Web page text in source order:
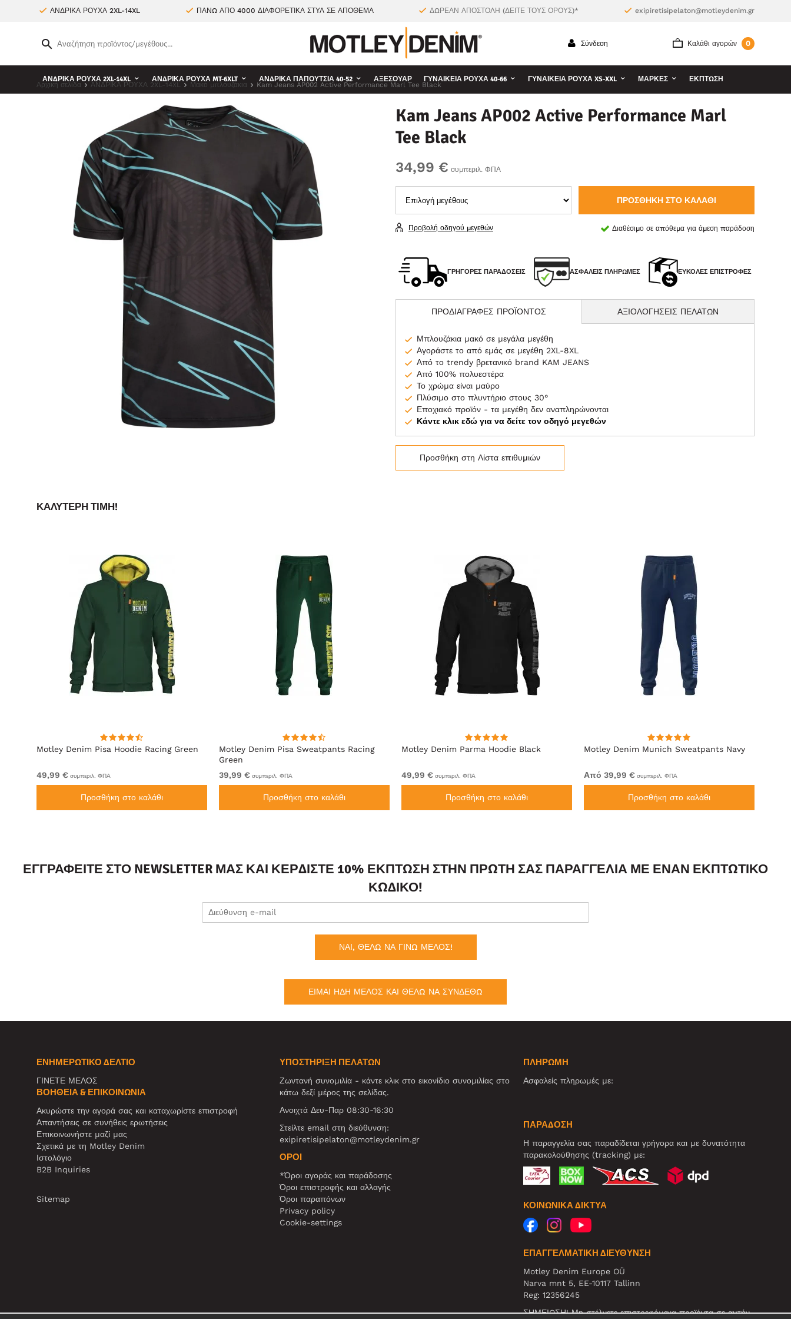
ΑΝΔΡΙΚΑ ΡΟΥΧΑ 2XL-14XL ΠΑΝΩ ΑΠΟ 4000 ΔΙΑΦΟΡΕΤΙΚΑ ΣΤΥΛ ΣΕ ΑΠΟΘΕΜΑ ΔΩΡΕΑΝ ΑΠΟΣΤΟΛΗ (ΔΕΙΤΕ ΤΟΥΣ ΟΡΟΥΣ)* exipiretisipelaton@motleydenim.gr
Καλάθι αγορών 0
Σύνδεση
ΑΝΔΡΙΚΑ ΡΟΥΧΑ 2XL-14XL ΑΝΔΡΙΚΑ ΡΟΥΧΑ MT-6XLT ΑΝΔΡΙΚΆ ΠΑΠΟΎΤΣΙΑ 40-52 ΑΞΕΣΟΥΆΡ ΓΥΝΑΙΚΕΊΑ ΡΟΎΧΑ 40-66 ΓΥΝΑΙΚΕΊΑ ΡΟΎΧΑ XS-XXL ΜΆΡΚΕΣ ΕΚΠΤΩΣΗ
Αρχική σελίδα ΑΝΔΡΙΚΑ ΡΟΥΧΑ 2XL-14XL Μακό μπλουζάκια Kam Jeans AP002 Active Performance Marl Tee Black
Kam Jeans AP002 Active Performance Marl
Tee Black
34,99 € συμπεριλ. ΦΠΑ
ΠΡΟΣΘΉΚΗ ΣΤΟ ΚΑΛΆΘΙ
Διαθέσιμο σε απόθεμα για άμεση παράδοση
Προβολή οδηγού μεγεθών
ΓΡΉΓΟΡΕΣ ΠΑΡΑΔΌΣΕΙΣ ΑΣΦΑΛΕΊΣ ΠΛΗΡΩΜΈΣ ΕΎΚΟΛΕΣ ΕΠΙΣΤΡΟΦΈΣ
ΠΡΟΔΙΑΓΡΑΦΕΣ ΠΡΟΪΟΝΤΟΣ ΑΞΙΟΛΟΓΗΣΕΙΣ ΠΕΛΑΤΩΝ
Μπλουζάκια μακό σε μεγάλα μεγέθη
Αγοράστε το από εμάς σε μεγέθη 2XL-8XL
Από το trendy βρετανικό brand KAM JEANS
Από 100% πολυεστέρα
Το χρώμα είναι μαύρο
Πλύσιμο στο πλυντήριο στους 30°
Εποχιακό προϊόν - τα μεγέθη δεν αναπληρώνονται
Κάντε κλικ εδώ για να δείτε τον οδηγό μεγεθών
Προσθήκη στη Λίστα επιθυμιών
ΚΑΛΎΤΕΡΗ ΤΙΜΉ!
Motley Denim Pisa Hoodie Racing Green
49,99 € συμπεριλ. ΦΠΑ
Προσθήκη στο καλάθι
Motley Denim Pisa Sweatpants Racing
Green
39,99 € συμπεριλ. ΦΠΑ
Προσθήκη στο καλάθι
Motley Denim Parma Hoodie Black
49,99 € συμπεριλ. ΦΠΑ
Προσθήκη στο καλάθι
Motley Denim Munich Sweatpants Navy
Από 39,99 € συμπεριλ. ΦΠΑ
Προσθήκη στο καλάθι
ΕΓΓΡΑΦΕΊΤΕ ΣΤΟ NEWSLETTER ΜΑΣ ΚΑΙ ΚΕΡΔΊΣΤΕ 10% ΈΚΠΤΩΣΗ ΣΤΗΝ ΠΡΏΤΗ ΣΑΣ ΠΑΡΑΓΓΕΛΊΑ ΜΕ ΈΝΑΝ ΕΚΠΤΩΤΙΚΌ
ΚΩΔΙΚΌ!
ΝΑΙ, ΘΕΛΩ ΝΑ ΓΙΝΩ ΜΕΛΟΣ!
ΕΙΜΑΙ ΗΔΗ ΜΕΛΟΣ ΚΑΙ ΘΕΛΩ ΝΑ ΣΥΝΔΕΘΩ
ΕΝΗΜΕΡΩΤΙΚΌ ΔΕΛΤΊΟ
ΓΙΝΕΤΕ ΜΕΛΟΣ
ΒΟΉΘΕΙΑ & ΕΠΙΚΟΙΝΩΝΊΑ
Ακυρώστε την αγορά σας και καταχωρίστε επιστροφή
Απαντήσεις σε συνήθεις ερωτήσεις
Επικοινωνήστε μαζί μας
Σχετικά με τη Motley Denim
Ιστολόγιο
B2B Inquiries
Sitemap
ΥΠΟΣΤΗΡΙΞΗ ΠΕΛΑΤΩΝ
Ζωντανή συνομιλία - κάντε κλικ στο εικονίδιο συνομιλίας στο
κάτω δεξί μέρος της σελίδας.
Ανοιχτά Δευ-Παρ 08:30-16:30
Στείλτε email στη διεύθυνση:
exipiretisipelaton@motleydenim.gr
ΌΡΟΙ
*Όροι αγοράς και παράδοσης
Όροι επιστροφής και αλλαγής
Όροι παραπόνων
Privacy policy
Cookie-settings
ΠΛΗΡΩΜΗ
Ασφαλείς πληρωμές με:
ΠΑΡΑΔΟΣΗ
Η παραγγελία σας παραδίδεται γρήγορα και με δυνατότητα
παρακολούθησης (tracking) με:
ΚΟΙΝΩΝΙΚΆ ΔΊΚΤΥΑ
ΕΠΑΓΓΕΛΜΑΤΙΚΗ ΔΙΕΥΘΥΝΣΗ
Motley Denim Europe OÜ
Narva mnt 5, EE-10117 Tallinn
Reg: 12356245
ΣΗΜΕΙΩΣΗ! Μη στέλνετε επιστρεφόμενα προϊόντα σε αυτήν